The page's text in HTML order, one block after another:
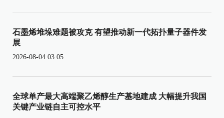
石墨烯堆垛难题被攻克 有望推动新一代拓扑量子器件发
展
2026-08-04 03:05
全球单产最大高端聚乙烯醇生产基地建成 大幅提升我国
关键产业链自主可控水平